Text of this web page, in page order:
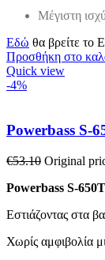
Μέγιστη
Εδώ θα βρείτε το
Προσθήκη στο
Quick view
-4%
Powerbass S-
€53.10 Original
Powerbass S-
Εστιάζοντας στα
Χωρίς αμφιβολία